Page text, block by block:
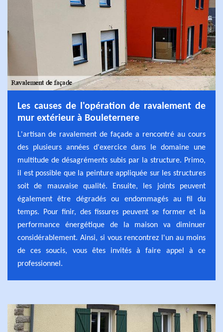
Les causes de l'opération de ravalement de
mur extérieur à Bouleternere
L'artisan de ravalement de façade a rencontré au cours
des plusieurs années d'exercice dans le domaine une
multitude de désagréments subis par la structure. Primo,
il est possible que la peinture appliquée sur les structures
soit de mauvaise qualité. Ensuite, les joints peuvent
également être dégradés ou endommagés au fil du
temps. Pour finir, des fissures peuvent se former et la
performance énergétique de la maison va diminuer
considérablement. Ainsi, si vous rencontrez l'un au moins
de ces soucis, vous êtes invités à faire appel à ce
professionnel.